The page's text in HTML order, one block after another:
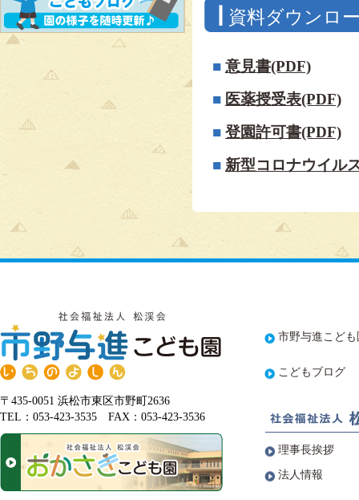
資料ダウンロ
■ 意見書(PDF)
■ 医薬授受表(PDF)
■ 登園許可書(PDF)
■ 新型コロナウイル
〒435-0051 浜松市東区市野町2636
TEL：053-423-3535 FAX：053-423-3536
市野与進こど
こどもブログ
理事長挨拶
法人情報